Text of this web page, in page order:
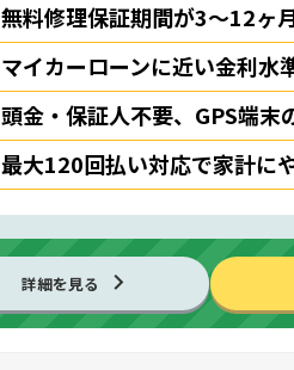
無料修理保証期間が3〜12ヶ
マイカーローンに近い金利水
頭金・保証人不要、GPS端末
最大120回払い対応で家計に
詳細を見る